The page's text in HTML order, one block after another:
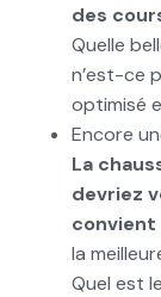
des
Quelle
n’est-ce
optimisé
Encore
La
devriez
convient
la
Quel est